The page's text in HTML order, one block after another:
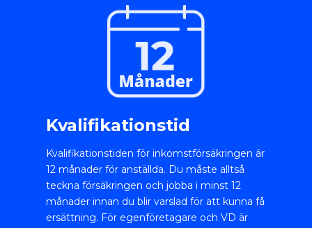
Kvalifikationstid
Kvalifikationstiden för inkomstförsäkringen är
12 månader för anställda. Du måste alltså
teckna försäkringen och jobba i minst 12
månader innan du blir varslad för att kunna få
ersättning. För egenföretagare och VD är